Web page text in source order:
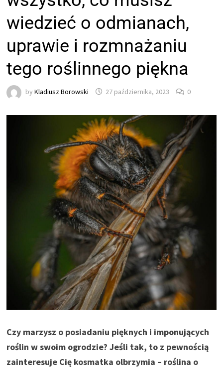
wiedzieć o odmianach,
uprawie i rozmnażaniu
tego roślinnego piękna
byKladiusz Borowski 27 października, 2023 0
Czy marzysz o posiadaniu pięknych i imponujących
roślin w swoim ogrodzie? Jeśli tak, to z pewnością
zainteresuje Cię kosmatka olbrzymia – roślina o